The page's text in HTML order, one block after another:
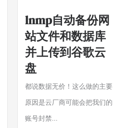
lnmp自动备份网
站文件和数据库
并上传到谷歌云
盘
都说数据无价！这么做的主要
原因是云厂商可能会把我们的
账号封禁...